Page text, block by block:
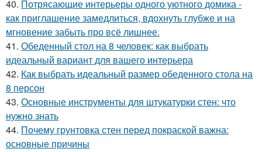
40. Потрясающие интерьеры одного уютного домика -
как приглашение замедлиться, вдохнуть глубже и на
мгновение забыть про всё лишнее.
41. Обеденный стол на 8 человек: как выбрать
идеальный вариант для вашего интерьера
42. Как выбрать идеальный размер обеденного стола на
8 персон
43. Основные инструменты для штукатурки стен: что
нужно знать
44. Почему грунтовка стен перед покраской важна:
основные причины